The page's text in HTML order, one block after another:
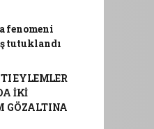
fenomeni
tutuklandı
EYLEMLER
İKİ
GÖZALTINA